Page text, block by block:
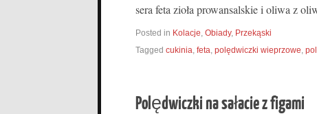
sera feta zioła prowansalskie i oliwa z
Posted in Kolacje Obiady, Przekąski
Tagged cukinia feta polędwiczki wieprzowe
Polędwiczki na sałacie z figami